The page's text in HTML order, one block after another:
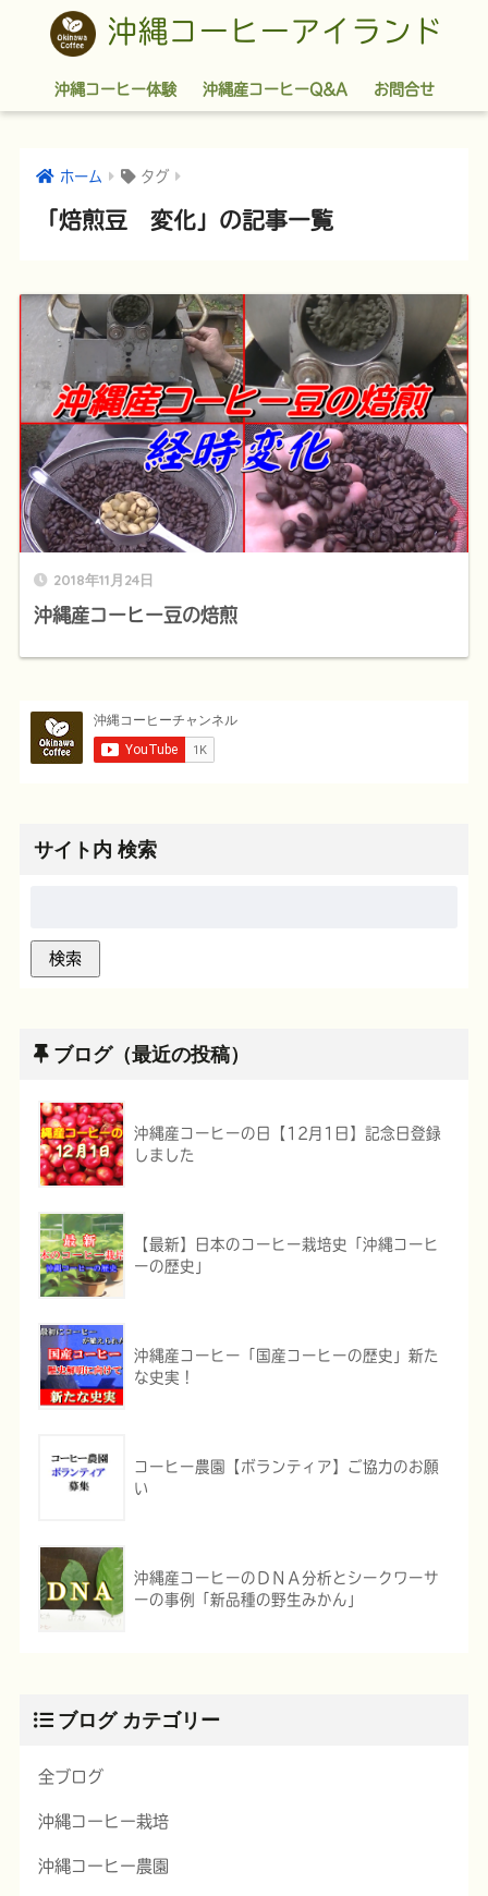
沖縄コーヒーアイランド
沖縄コーヒー体験 沖縄産コーヒーQ&A お問合せ
ホーム タグ
「焙煎豆 変化」の記事一覧
2018年11月24日
沖縄産コーヒー豆の焙煎
サイト内 検索
ブログ（最近の投稿）
沖縄産コーヒーの日【12月1日】記念日登録
しました
【最新】日本のコーヒー栽培史「沖縄コーヒ
ーの歴史」
沖縄産コーヒー「国産コーヒーの歴史」新た
な史実！
コーヒー農園【ボランティア】ご協力のお願
い
沖縄産コーヒーのＤＮＡ分析とシークワーサ
ーの事例「新品種の野生みかん」
ブログ カテゴリー
全ブログ
沖縄コーヒー栽培
沖縄コーヒー農園